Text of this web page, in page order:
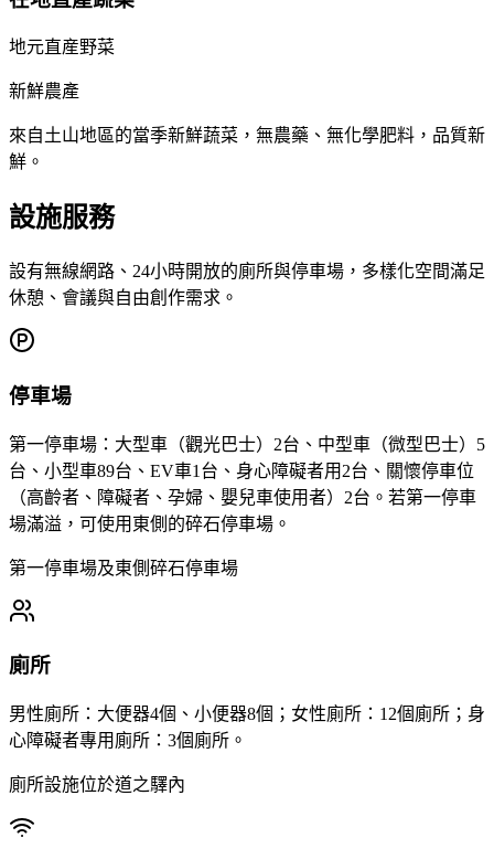
地元直産野菜
新鮮農產
來自土山地區的當季新鮮蔬菜，無農藥、無化學肥料，品質新
鮮。
設施服務
設有無線網路、24小時開放的廁所與停車場，多樣化空間滿足
休憩、會議與自由創作需求。
停車場
第一停車場：大型車（觀光巴士）2台、中型車（微型巴士）5
台、小型車89台、EV車1台、身心障礙者用2台、關懷停車位
（高齡者、障礙者、孕婦、嬰兒車使用者）2台。若第一停車
場滿溢，可使用東側的碎石停車場。
第一停車場及東側碎石停車場
廁所
男性廁所：大便器4個、小便器8個；女性廁所：12個廁所；身
心障礙者專用廁所：3個廁所。
廁所設施位於道之驛內